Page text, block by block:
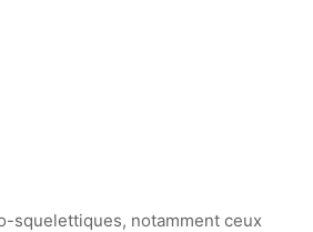
squelettiques, notamment ceux